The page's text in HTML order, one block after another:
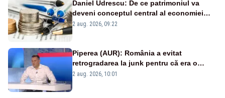
Daniel Udrescu: De ce patrimoniul va
deveni conceptul central al economiei
viitoare?
2 aug. 2026, 09:22
Piperea (AUR): România a evitat
retrogradarea la junk pentru că era o
catastrofă pentru bănci și fondurile de
2 aug. 2026, 10:01